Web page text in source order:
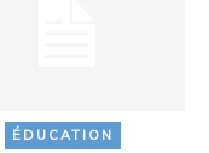
ÉDUCATION